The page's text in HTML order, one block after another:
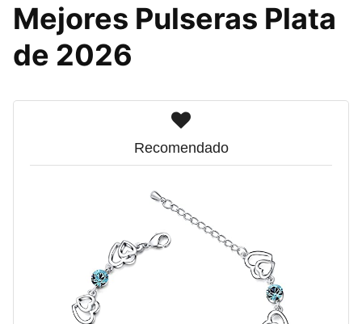
Mejores Pulseras Plata
de 2026
Recomendado